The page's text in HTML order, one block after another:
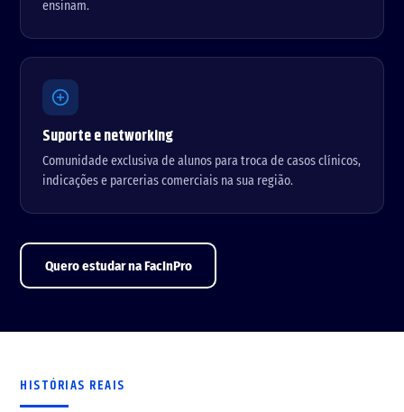
ensinam.
Suporte e networking
Comunidade exclusiva de alunos para troca de casos clínicos,
indicações e parcerias comerciais na sua região.
Quero estudar na FacInPro
HISTÓRIAS REAIS